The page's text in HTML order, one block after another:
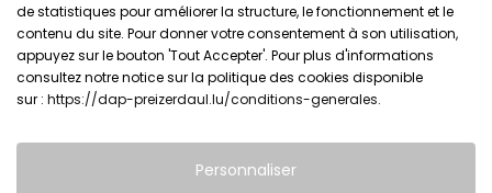
de statistiques pour améliorer la structure, le fonctionnement et le
contenu du site. Pour donner votre consentement à son utilisation,
appuyez sur le bouton 'Tout Accepter'. Pour plus d'informations
consultez notre notice sur la politique des cookies disponible
sur : https://dap-preizerdaul.lu/conditions-generales.
Personnaliser